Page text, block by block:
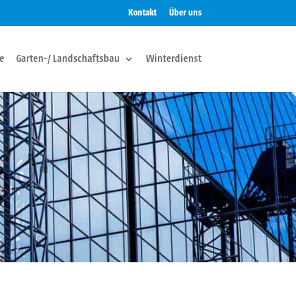
Kontakt Über uns
Garten-/ Landschaftsbau Winterdienst